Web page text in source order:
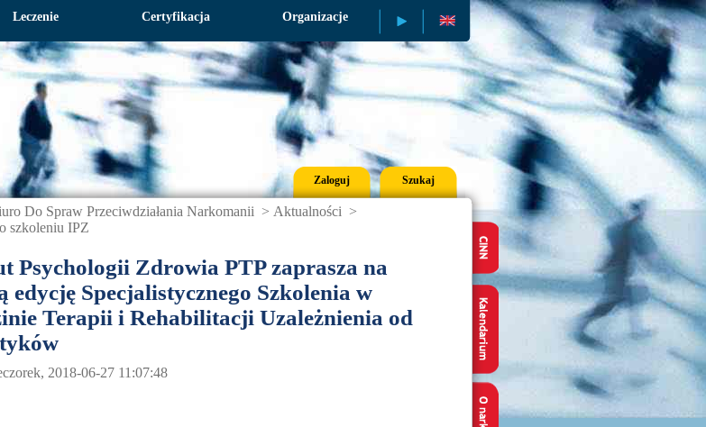
Leczenie Certyfikacja Organizacje Publikacje
Zaloguj Szukaj
Do Spraw Przeciwdziałania Narkomanii > Aktualności >
szkoleniu IPZ
Psychologii Zdrowia PTP zaprasza na
edycję Specjalistycznego Szkolenia w
Terapii i Rehabilitacji Uzależnienia od
2018-06-27 11:07:48